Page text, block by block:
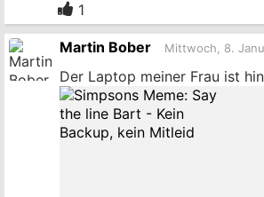
Originalbeitrag
1
Martin Bober Mittwoch, 8.
Der Laptop meiner Frau ist